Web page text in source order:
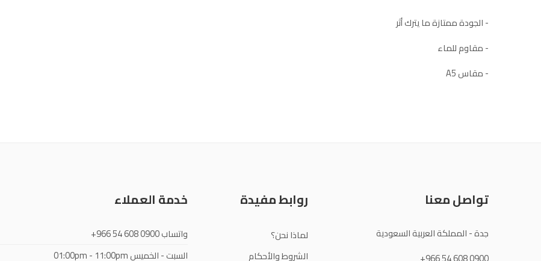
- الجودة ممتازة ما يترك أثر
- مقاوم للماء
- مقاس A5
تواصل معنا
جدة - المملكة العربية السعودية
روابط مفيدة
لماذا نحن؟
الشروط والأحكام
خدمة العملاء
واتساب+966 54 608 0900
السبت - الخميس01:00pm - 11:00pm